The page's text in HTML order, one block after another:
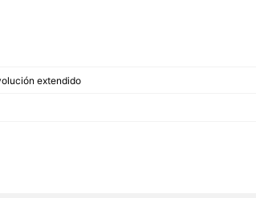
extendido